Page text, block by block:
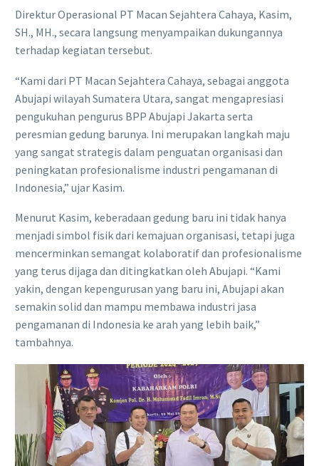
Direktur Operasional PT Macan Sejahtera Cahaya, Kasim,
SH., MH., secara langsung menyampaikan dukungannya
terhadap kegiatan tersebut.
“Kami dari PT Macan Sejahtera Cahaya, sebagai anggota
Abujapi wilayah Sumatera Utara, sangat mengapresiasi
pengukuhan pengurus BPP Abujapi Jakarta serta
peresmian gedung barunya. Ini merupakan langkah maju
yang sangat strategis dalam penguatan organisasi dan
peningkatan profesionalisme industri pengamanan di
Indonesia,” ujar Kasim.
Menurut Kasim, keberadaan gedung baru ini tidak hanya
menjadi simbol fisik dari kemajuan organisasi, tetapi juga
mencerminkan semangat kolaboratif dan profesionalisme
yang terus dijaga dan ditingkatkan oleh Abujapi. “Kami
yakin, dengan kepengurusan yang baru ini, Abujapi akan
semakin solid dan mampu membawa industri jasa
pengamanan di Indonesia ke arah yang lebih baik,”
tambahnya.